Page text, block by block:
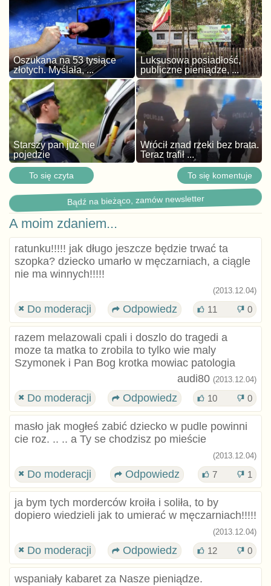
Oszukana na 53 tysiące
złotych. Myślała, ...
Luksusowa posiadłość,
publiczne pieniądze, ...
Starszy pan już nie
pojedzie
Wrócił znad rzeki bez brata.
Teraz trafił ...
To się czyta To się komentuje
Bądź na bieżąco, zamów newsletter
A moim zdaniem...
ratunku!!!!! jak długo jeszcze będzie trwać ta
szopka? dziecko umarło w męczarniach, a ciągle
nie ma winnych!!!!!
(2013.12.04)
Do moderacji Odpowiedz 11 0
razem melazowali cpali i doszlo do tragedi a
moze ta matka to zrobila to tylko wie maly
Szymonek i Pan Bog krotka mowiac patologia
audi80 (2013.12.04)
Do moderacji Odpowiedz 10 0
masło jak mogłeś zabić dziecko w pudle powinni
cie roz. .. .. a Ty se chodzisz po mieście
(2013.12.04)
Do moderacji Odpowiedz 7 1
ja bym tych morderców kroiła i soliła, to by
dopiero wiedzieli jak to umierać w męczarniach!!!!!
(2013.12.04)
Do moderacji Odpowiedz 12 0
wspaniały kabaret za Nasze pieniądze.